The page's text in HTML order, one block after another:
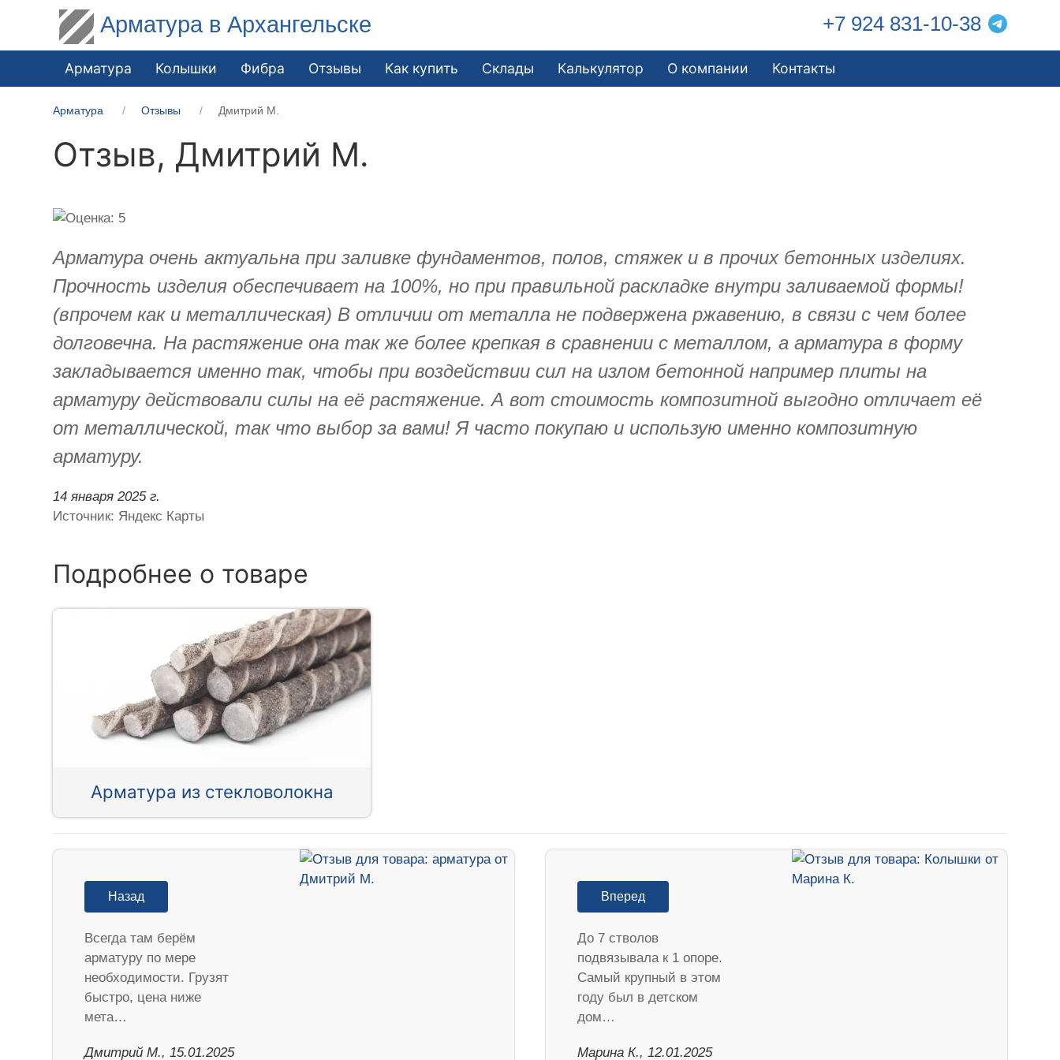
Арматура в Архангельске +7 924 831-10-38
Арматура Колышки Фибра Отзывы Как купить Склады Калькулятор О компании Контакты
Арматура Отзывы Дмитрий М.
Отзыв, Дмитрий М.
Арматура очень актуальна при заливке фундаментов, полов, стяжек и в прочих бетонных изделиях.
Прочность изделия обеспечивает на 100%, но при правильной раскладке внутри заливаемой формы!
(впрочем как и металлическая) В отличии от металла не подвержена ржавению, в связи с чем более
долговечна. На растяжение она так же более крепкая в сравнении с металлом, а арматура в форму
закладывается именно так, чтобы при воздействии сил на излом бетонной например плиты на
арматуру действовали силы на её растяжение. А вот стоимость композитной выгодно отличает её
от металлической, так что выбор за вами! Я часто покупаю и использую именно композитную
арматуру.
14 января 2025 г.
Источник: Яндекс Карты
Подробнее о товаре
Арматура из стекловолокна
Назад
Всегда там берём
арматуру по мере
необходимости. Грузят
быстро, цена ниже
мета…
Дмитрий М., 15.01.2025
Вперед
До 7 стволов
подвязывала к 1 опоре.
Самый крупный в этом
году был в детском
дом…
Марина К., 12.01.2025